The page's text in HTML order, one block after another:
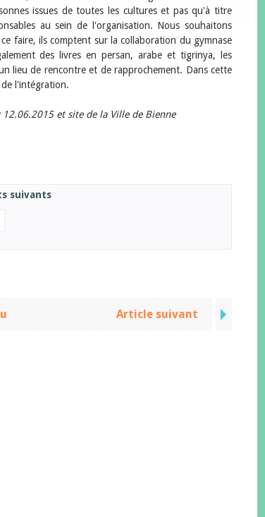
issues de toutes les cultures et pas qu'à titre
au sein de l'organisation. Nous souhaitons
faire, ils comptent sur la collaboration du gymnase
des livres en persan, arabe et tigrinya, les
lieu de rencontre et de rapprochement. Dans cette
de l'intégration.
et site de la Ville de Bienne
suivants
Article suivant